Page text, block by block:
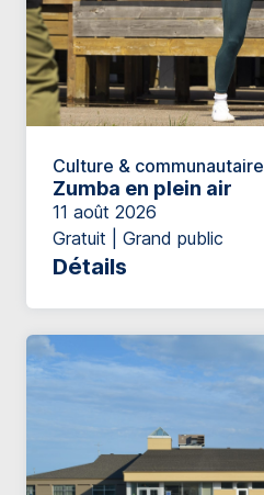
Culture & communautaire
Zumba en plein air
11 août 2026
Gratuit | Grand public
Détails